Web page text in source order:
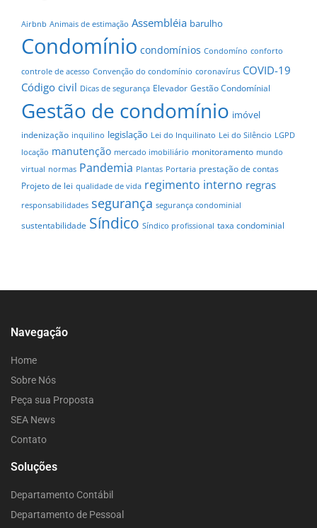
Airbnb Animais de estimação Assembléia barulho
Condomínio condomínios Condomíno conforto
controle de acesso Convenção do condomínio coronavírus COVID-19
Código civil Dicas de segurança Elevador Gestão Condomínial
Gestão de condomínio imóvel
indenização inquilino legislação Lei do Inquilinato Lei do Silêncio LGPD
locação manutenção mercado imobiliário monitoramento mundo
virtual normas Pandemia Plantas Portaria prestação de contas
Projeto de lei qualidade de vida regimento interno regras
responsabilidades segurança segurança condominial
sustentabilidade Síndico Síndico profissional taxa condominial
Navegação
Home
Sobre Nós
Peça sua Proposta
SEA News
Contato
Soluções
Departamento Contábil
Departamento de Pessoal